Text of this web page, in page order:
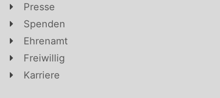
Presse
Spenden
Ehrenamt
Freiwillig
Karriere